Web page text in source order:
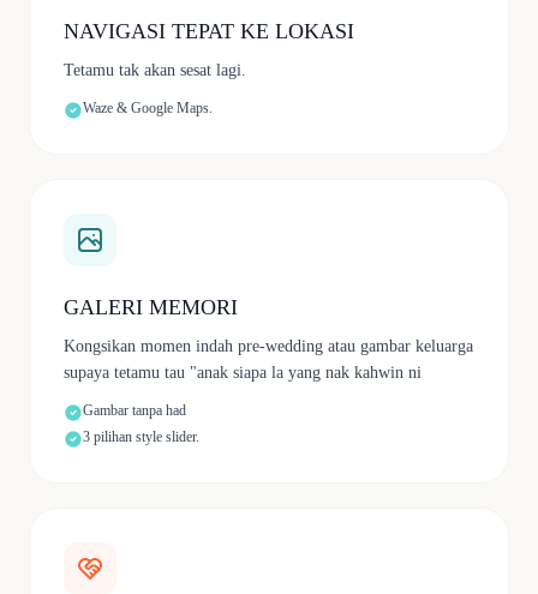
NAVIGASI TEPAT KE LOKASI
Tetamu tak akan sesat lagi.
Waze & Google Maps.
GALERI MEMORI
Kongsikan momen indah pre-wedding atau gambar keluarga
supaya tetamu tau "anak siapa la yang nak kahwin ni
Gambar tanpa had
3 pilihan style slider.